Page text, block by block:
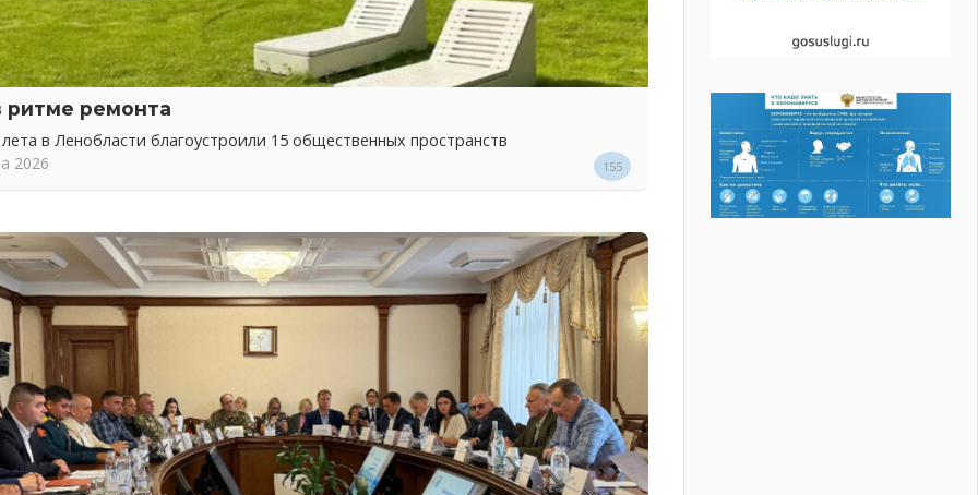
ритме ремонта
в Ленобласти благоустроили 15 общественных пространств
2026
155